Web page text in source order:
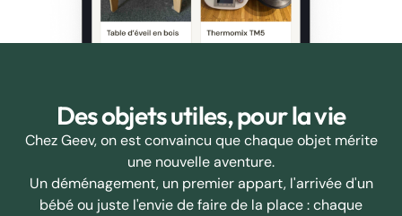
Des objets utiles, pour la vie
Chez Geev, on est convaincu que chaque objet mérite
une nouvelle aventure.
Un déménagement, un premier appart, l'arrivée d'un
bébé ou juste l'envie de faire de la place : chaque